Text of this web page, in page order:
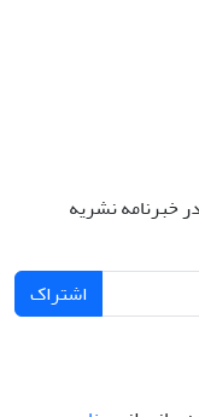
خبرنامه نشریه
اشتراک